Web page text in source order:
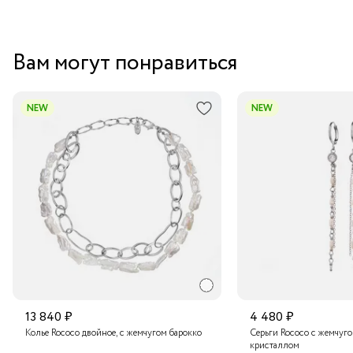
Вам могут понравиться
NEW
13 840 ₽
Колье Rococo двойное, с жемчугом барокко
NEW
4 480 ₽
Серьги Rococo с
кристаллом